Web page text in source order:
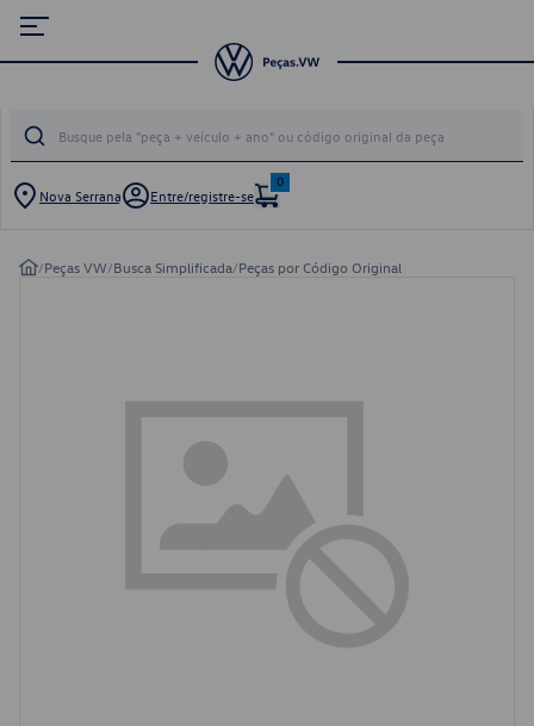
Nova Serrana Entre/registre-se
0
/Peças VW/Busca Simplificada/Peças por Código Original